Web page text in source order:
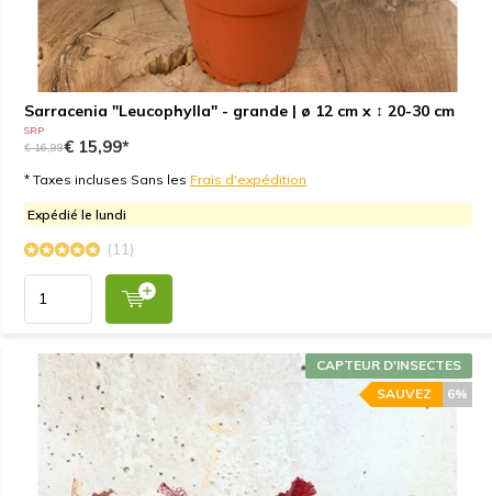
Sarracenia "Leucophylla" - grande | ø 12 cm x ↕ 20-30 cm
SRP
€ 16,99€ 15,99*
* Taxes incluses Sans les Frais d'expédition
Expédié le lundi
(11)
CAPTEUR D'INSECTES
6%
SAUVEZ